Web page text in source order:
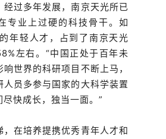
经过多年发展，南京天光所已
专业上过硬的科技骨干。如
年轻人才，占到了南京天光
左右。“中国正处于百年未
世界的科研项目不断上马，
人员多参与国家的大科学装置
快成长，独当一面。”
，在培养提携优秀青年人才和